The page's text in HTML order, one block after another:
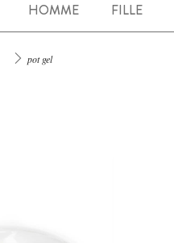
HOMME FILLE
pot gel